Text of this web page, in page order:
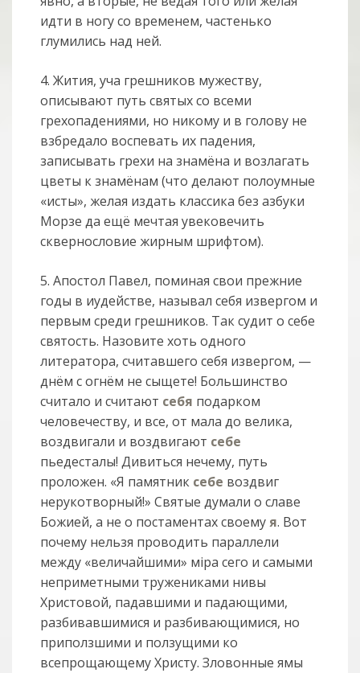
идти в ногу со временем, частенько
глумились над ней.
4. Жития, уча грешников мужеству,
описывают путь святых со всеми
грехопадениями, но никому и в голову не
взбредало воспевать их падения,
записывать грехи на знамёна и возлагать
цветы к знамёнам (что делают полоумные
«исты», желая издать классика без азбуки
Морзе да ещё мечтая увековечить
сквернословие жирным шрифтом).
5. Апостол Павел, поминая свои прежние
годы в иудействе, называл себя извергом и
первым среди грешников. Так судит о себе
святость. Назовите хоть одного
литератора, считавшего себя извергом, —
днём с огнём не сыщете! Большинство
считало и считают себя подарком
человечеству, и все, от мала до велика,
воздвигали и воздвигают себе
пьедесталы! Дивиться нечему, путь
проложен. «Я памятник себе воздвиг
нерукотворный!» Святые думали о славе
Божией, а не о постаментах своемуя. Вот
почему нельзя проводить параллели
между «величайшими» мiра сего и самыми
неприметными тружениками нивы
Христовой, падавшими и падающими,
разбивавшимися и разбивающимися, но
приползшими и ползущими ко
всепрощающему Христу. Зловонные ямы